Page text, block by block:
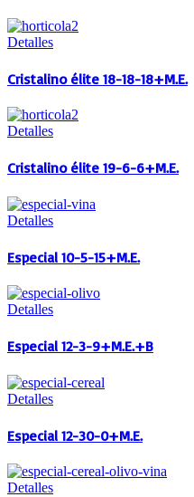
Detalles
Cristalino élite 18-18-18+M.E.
Detalles
Cristalino élite 19-6-6+M.E.
Detalles
Especial 10-5-15+M.E.
Detalles
Especial 12-3-9+M.E.+B
Detalles
Especial 12-30-0+M.E.
Detalles